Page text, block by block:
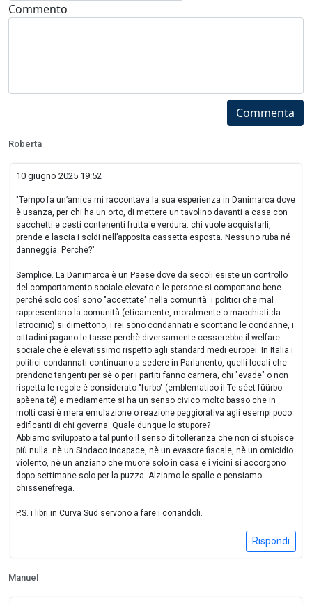
Commento
Commenta
Roberta
10 giugno 2025 19:52
"Tempo fa un’amica mi raccontava la sua esperienza in Danimarca dove
è usanza, per chi ha un orto, di mettere un tavolino davanti a casa con
sacchetti e cesti contenenti frutta e verdura: chi vuole acquistarli,
prende e lascia i soldi nell’apposita cassetta esposta. Nessuno ruba né
danneggia. Perchè?"
Semplice. La Danimarca è un Paese dove da secoli esiste un controllo
del comportamento sociale elevato e le persone si comportano bene
perché solo così sono "accettate" nella comunità: i politici che mal
rappresentano la comunità (eticamente, moralmente o macchiati da
latrocinio) si dimettono, i rei sono condannati e scontano le condanne, i
cittadini pagano le tasse perchè diversamente cesserebbe il welfare
sociale che è elevatissimo rispetto agli standard medi europei. In Italia i
politici condannati continuano a sedere in Parlanento, quelli locali che
prendono tangenti per sè o per i partiti fanno carriera, chi "evade" o non
rispetta le regole è considerato "furbo" (emblematico il Te séet füürbo
apèena té) e mediamente si ha un senso civico molto basso che in
molti casi è mera emulazione o reazione peggiorativa agli esempi poco
edificanti di chi governa. Quale dunque lo stupore?
Abbiamo sviluppato a tal punto il senso di tolleranza che non ci stupisce
più nulla: nè un Sindaco incapace, nè un evasore fiscale, nè un omicidio
violento, nè un anziano che muore solo in casa e i vicini si accorgono
dopo settimane solo per la puzza. Alziamo le spalle e pensiamo
chissenefrega.
P.S. i libri in Curva Sud servono a fare i coriandoli.
Rispondi
Manuel